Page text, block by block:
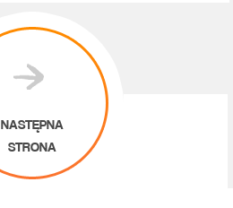
NASTĘPNA
STRONA